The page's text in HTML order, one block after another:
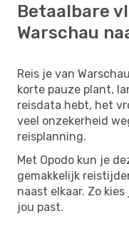
Betaalbare
Warschau
Reis je van
korte pauze plant,
reisdata hebt, het
veel onzekerheid
reisplanning.
Met Opodo kun je
gemakkelijk
naast elkaar. Zo
jou past.